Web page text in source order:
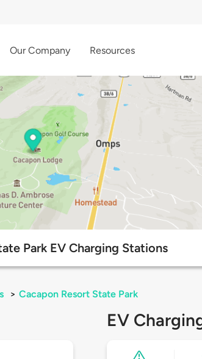
Our Company Resources
Park EV Charging Stations
> Cacapon Resort State Park
EV